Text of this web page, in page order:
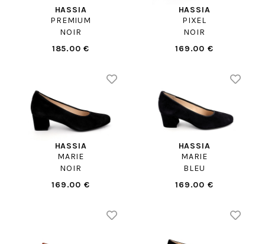
HASSIA
PREMIUM
NOIR
185.00 €
HASSIA
PIXEL
NOIR
169.00 €
HASSIA
MARIE
NOIR
169.00 €
HASSIA
MARIE
BLEU
169.00 €